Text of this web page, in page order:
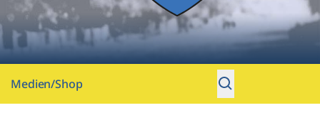
Medien/Shop